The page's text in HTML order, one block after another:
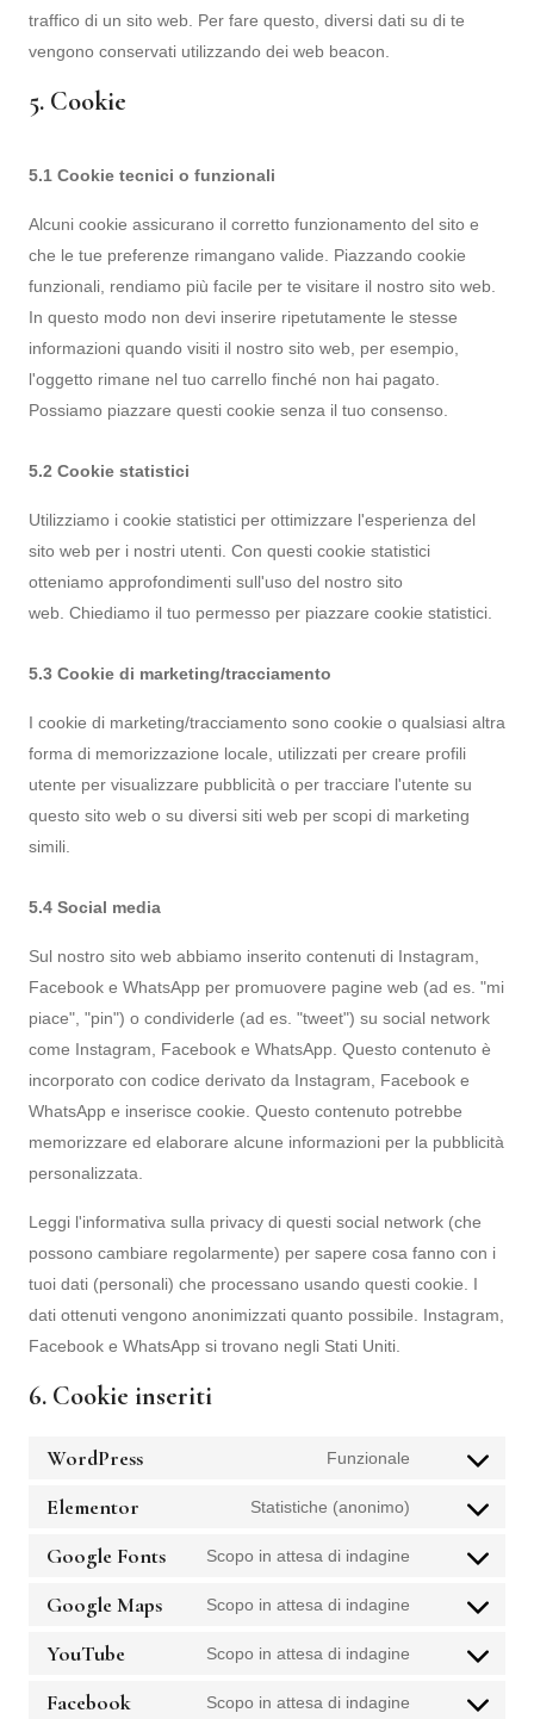
traffico di un sito web. Per fare questo, diversi dati su di te
vengono conservati utilizzando dei web beacon.
5. Cookie
5.1 Cookie tecnici o funzionali
Alcuni cookie assicurano il corretto funzionamento del sito e
che le tue preferenze rimangano valide. Piazzando cookie
funzionali, rendiamo più facile per te visitare il nostro sito web.
In questo modo non devi inserire ripetutamente le stesse
informazioni quando visiti il nostro sito web, per esempio,
l'oggetto rimane nel tuo carrello finché non hai pagato.
Possiamo piazzare questi cookie senza il tuo consenso.
5.2 Cookie statistici
Utilizziamo i cookie statistici per ottimizzare l'esperienza del
sito web per i nostri utenti. Con questi cookie statistici
otteniamo approfondimenti sull'uso del nostro sito
web. Chiediamo il tuo permesso per piazzare cookie statistici.
5.3 Cookie di marketing/tracciamento
I cookie di marketing/tracciamento sono cookie o qualsiasi altra
forma di memorizzazione locale, utilizzati per creare profili
utente per visualizzare pubblicità o per tracciare l'utente su
questo sito web o su diversi siti web per scopi di marketing
simili.
5.4 Social media
Sul nostro sito web abbiamo inserito contenuti di Instagram,
Facebook e WhatsApp per promuovere pagine web (ad es. "mi
piace", "pin") o condividerle (ad es. "tweet") su social network
come Instagram, Facebook e WhatsApp. Questo contenuto è
incorporato con codice derivato da Instagram, Facebook e
WhatsApp e inserisce cookie. Questo contenuto potrebbe
memorizzare ed elaborare alcune informazioni per la pubblicità
personalizzata.
Leggi l'informativa sulla privacy di questi social network (che
possono cambiare regolarmente) per sapere cosa fanno con i
tuoi dati (personali) che processano usando questi cookie. I
dati ottenuti vengono anonimizzati quanto possibile. Instagram,
Facebook e WhatsApp si trovano negli Stati Uniti.
6. Cookie inseriti
WordPress Funzionale
Elementor Statistiche (anonimo)
Google Fonts Scopo in attesa di indagine
Google Maps Scopo in attesa di indagine
YouTube Scopo in attesa di indagine
Facebook Scopo in attesa di indagine